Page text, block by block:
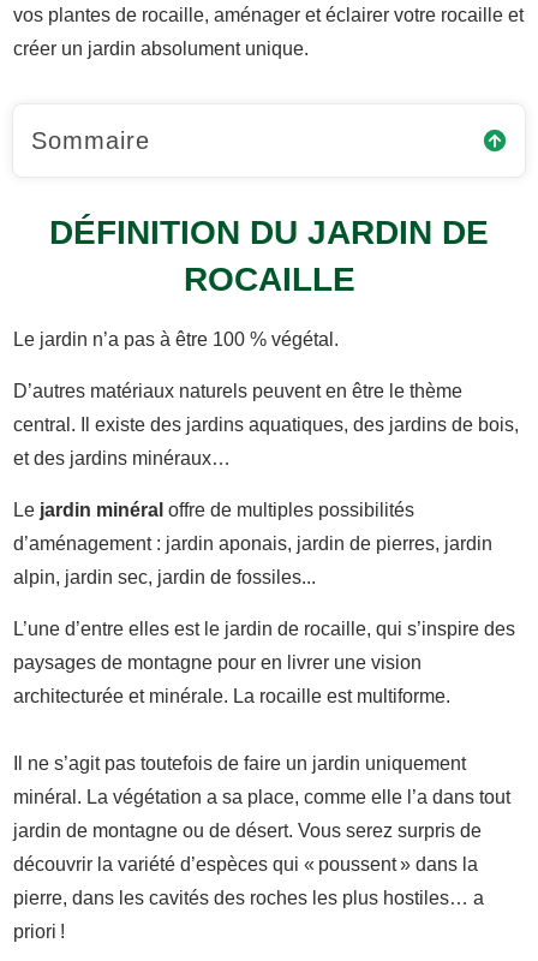
vos plantes de rocaille, aménager et éclairer votre rocaille et
créer un jardin absolument unique.
Sommaire
DÉFINITION DU JARDIN DE
ROCAILLE
Le jardin n’a pas à être 100 % végétal.
D’autres matériaux naturels peuvent en être le thème
central. Il existe des jardins aquatiques, des jardins de bois,
et des jardins minéraux…
Le jardin minéral offre de multiples possibilités
d’aménagement : jardin aponais, jardin de pierres, jardin
alpin, jardin sec, jardin de fossiles...
L’une d’entre elles est le jardin de rocaille, qui s’inspire des
paysages de montagne pour en livrer une vision
architecturée et minérale. La rocaille est multiforme.
Il ne s’agit pas toutefois de faire un jardin uniquement
minéral. La végétation a sa place, comme elle l’a dans tout
jardin de montagne ou de désert. Vous serez surpris de
découvrir la variété d’espèces qui « poussent » dans la
pierre, dans les cavités des roches les plus hostiles… a
priori !